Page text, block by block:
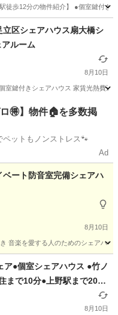
徒歩12分の物件紹介】 ●個室鍵付
無料
区シェアハウス扇大橋シ
ルーム
8月10日
鍵付きシェアハウス 家賃光熱費
物件
🉐】物件🏠を多数掲
ットもノンストレス🐾
Ad
ート防音室完備シェアハ
8月10日
音楽を愛する人のためのシェアハ
徒歩
●個室シェアハウス ●竹ノ
まで10分●上野駅まで20分
座駅36分●ゲストハウス足
ス北千住シェアハウス日比
8月10日